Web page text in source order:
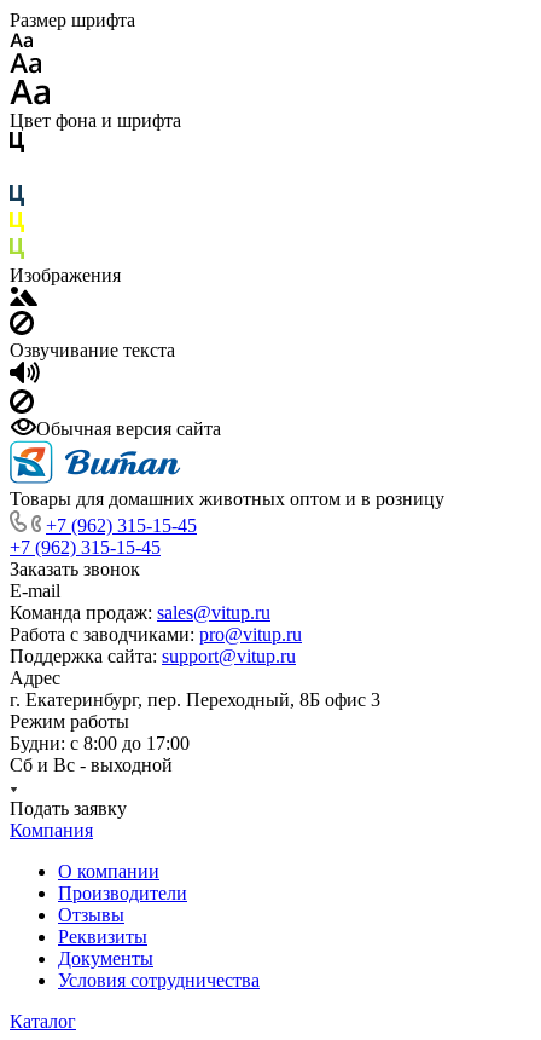
Размер шрифта
Цвет фона и шрифта
Изображения
Озвучивание текста
Обычная версия сайта
Товары для домашних животных оптом и в розницу
+7 (962) 315-15-45
+7 (962) 315-15-45
Заказать звонок
E-mail
Команда продаж: sales@vitup.ru
Работа с заводчиками: pro@vitup.ru
Поддержка сайта: support@vitup.ru
Адрес
г. Екатеринбург, пер. Переходный, 8Б офис 3
Режим работы
Будни: с 8:00 до 17:00
Сб и Вс - выходной
Подать заявку
Компания
О компании
Производители
Отзывы
Реквизиты
Документы
Условия сотрудничества
Каталог